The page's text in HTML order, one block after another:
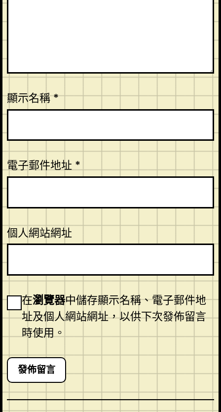
顯示名稱*
電子郵件地址*
個人網站網址
在瀏覽器中儲存顯示名稱、電子郵件地
址及個人網站網址，以供下次發佈留言
時使用。